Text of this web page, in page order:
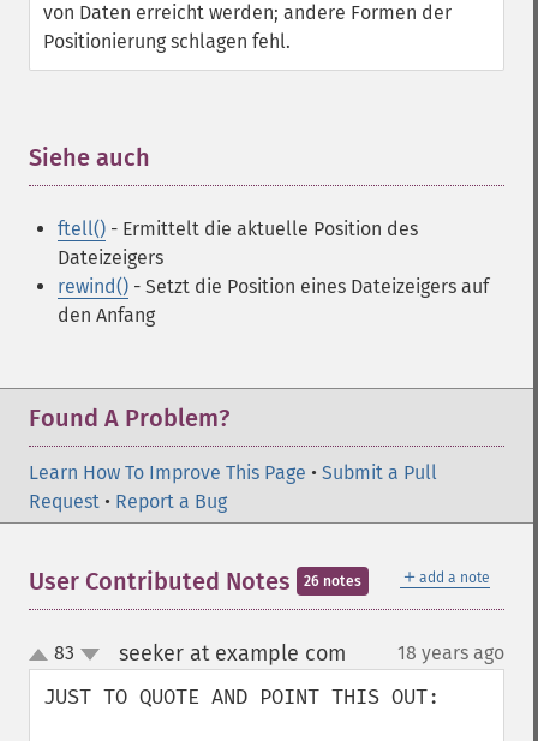
von Daten erreicht werden; andere Formen der
Positionierung schlagen fehl.
Siehe auch
ftell() - Ermittelt die aktuelle Position des
Dateizeigers
rewind() - Setzt die Position eines Dateizeigers auf
den Anfang
Found A Problem?
Learn How To Improve This Page • Submit a Pull
Request • Report a Bug
＋ add a note
User Contributed Notes 26 notes
up
down
83 seeker at example com 18 years ago
JUST TO QUOTE AND POINT THIS OUT: